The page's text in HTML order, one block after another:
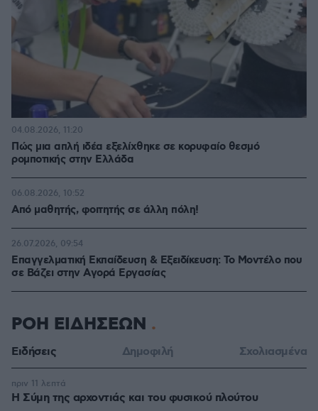
Πώς μια απλή ιδέα εξελίχθηκε σε κορυφαίο θεσμό
ρομποτικής στην Ελλάδα
04.08.2026, 11:20
Από μαθητής, φοιτητής σε άλλη πόλη!
06.08.2026, 10:52
Επαγγελματική Εκπαίδευση & Εξειδίκευση: Το Mοντέλο που
σε Bάζει στην Aγορά Eργασίας
26.07.2026, 09:54
ΡΟΗ ΕΙΔΗΣΕΩΝ
Ειδήσεις Δημοφιλή Σχολιασμένα
Η Σύμη της αρχοντιάς και του φυσικού πλούτου
πριν 11 λεπτά